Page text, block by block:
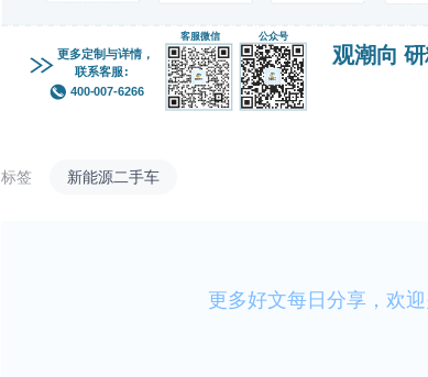
标签 新能源二手车
更多好文每日分享，欢